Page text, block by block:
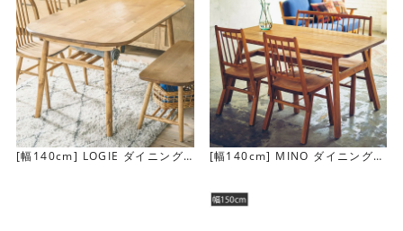
[幅140cm] LOGIE ダイニング
[幅140cm] MINO ダイニングテ